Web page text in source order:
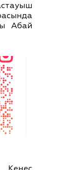
Абай